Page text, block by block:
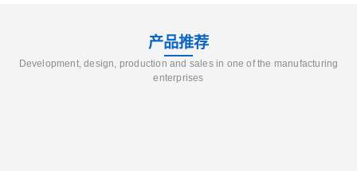
产品推荐
Development, design, production and sales in one of the manufacturing
enterprises